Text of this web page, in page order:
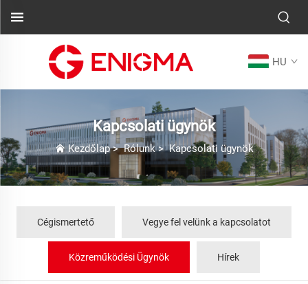
HU
Kapcsolati ügynök
Kezdőlap>Rólunk>Kapcsolati ügynök
Cégismertető Vegye fel velünk a kapcsolatot
Közreműködési Ügynök Hírek